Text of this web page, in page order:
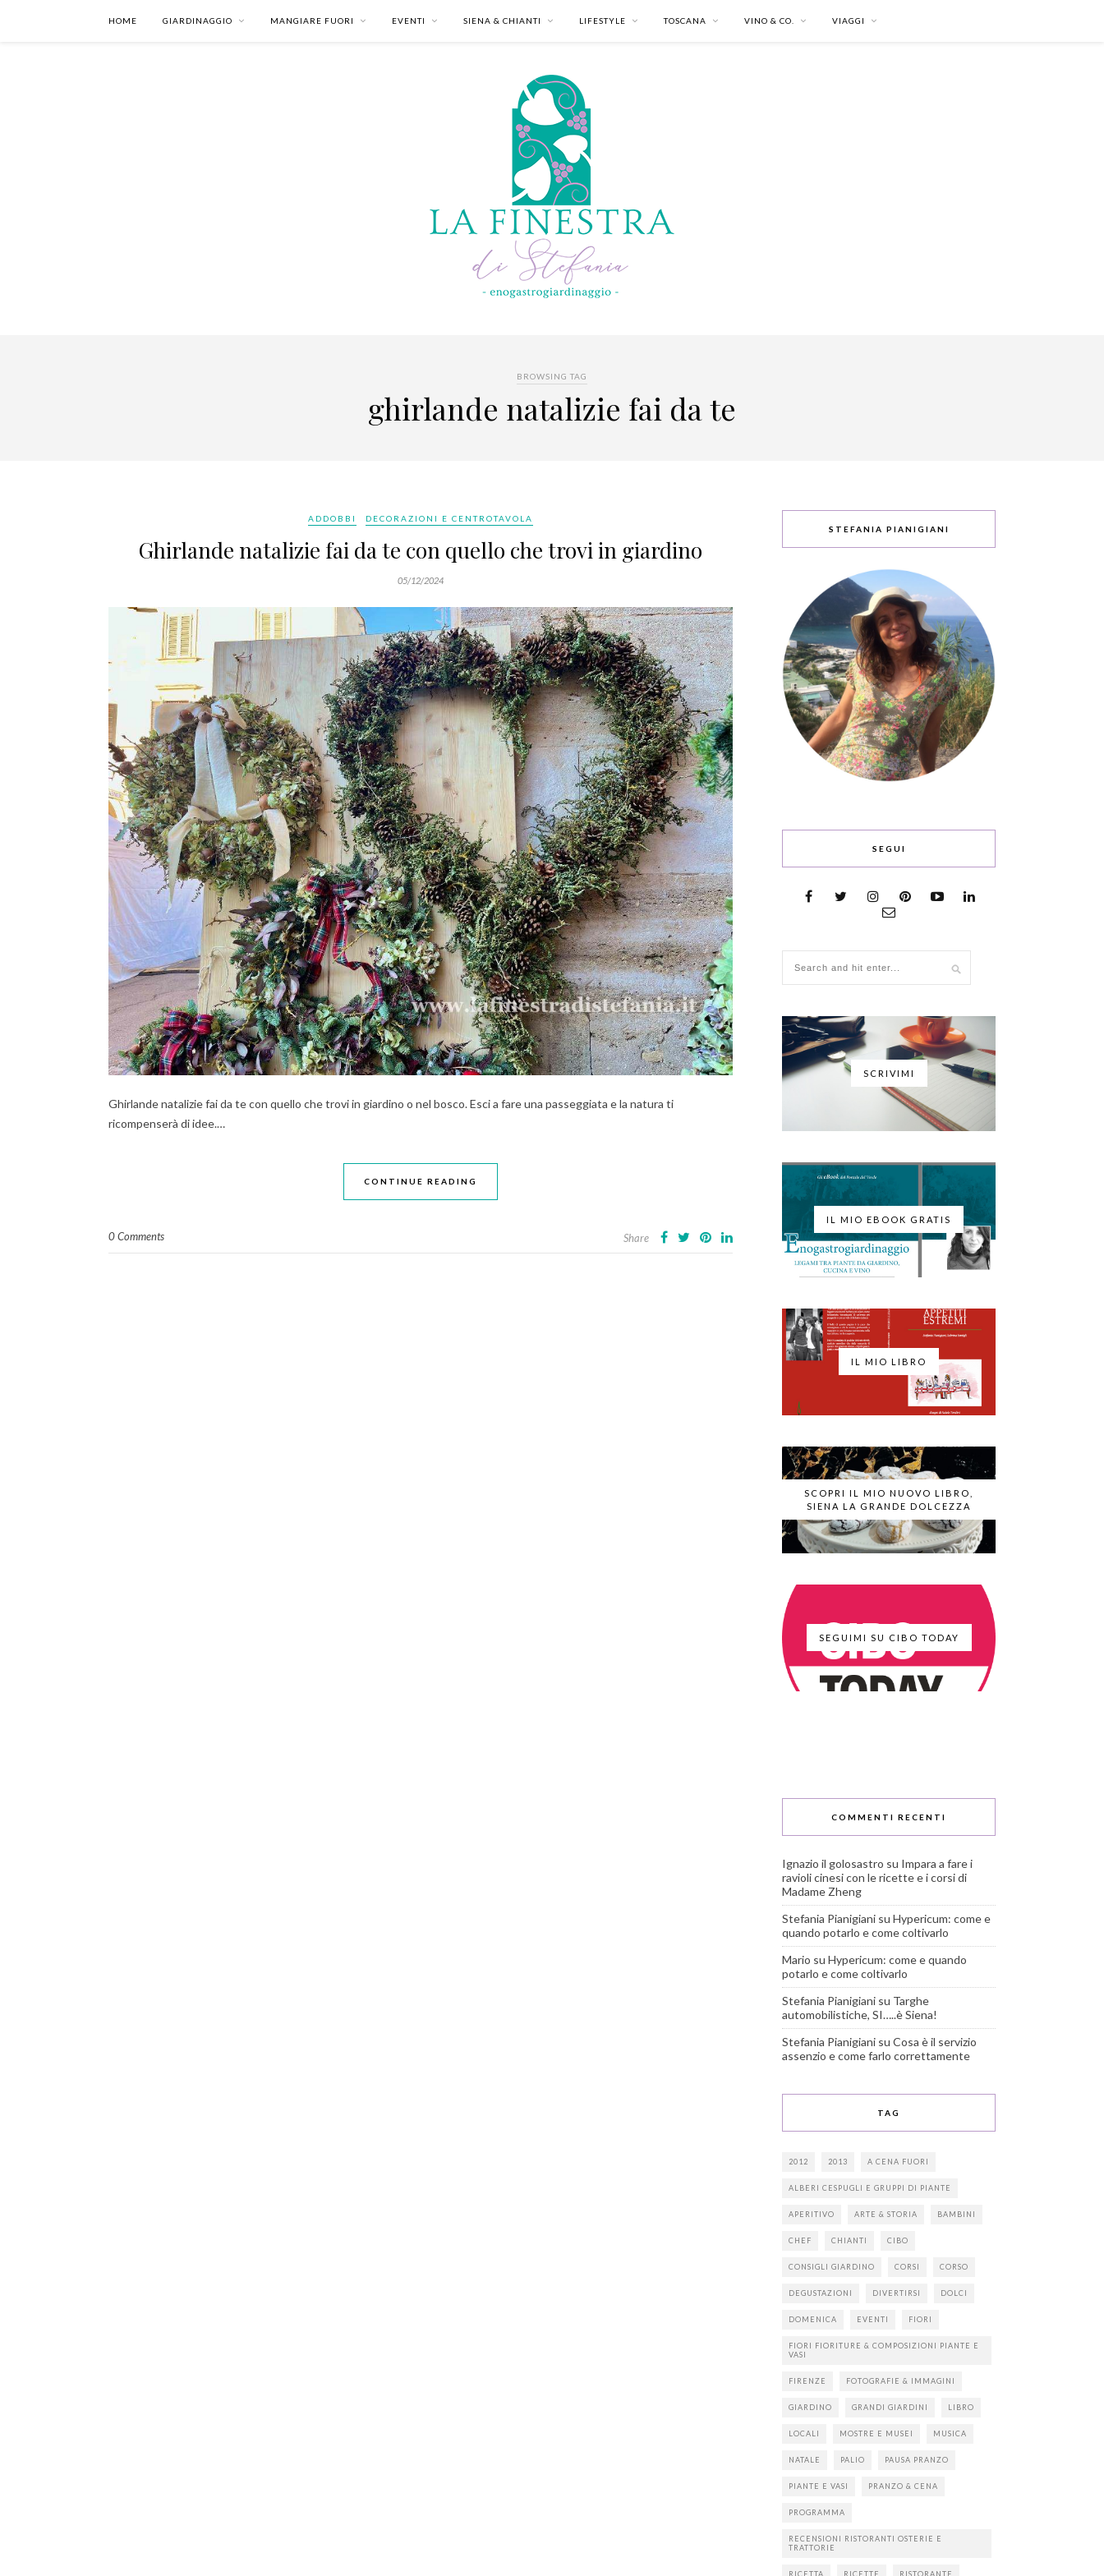
HOME GIARDINAGGIO MANGIARE FUORI EVENTI SIENA & CHIANTI LIFESTYLE TOSCANA VINO & CO. VIAGGI
BROWSING TAG
ghirlande natalizie fai da te
ADDOBBI DECORAZIONI E CENTROTAVOLA
Ghirlande natalizie fai da te con quello che trovi in giardino
05/12/2024
Ghirlande natalizie fai da te con quello che trovi in giardino o nel bosco. Esci a fare una passeggiata e la natura ti
ricompenserà di idee.…
CONTINUE READING
0 Comments Share
STEFANIA PIANIGIANI
SEGUI
SCRIVIMI
IL MIO EBOOK GRATIS
IL MIO LIBRO
SCOPRI IL MIO NUOVO LIBRO,
SIENA LA GRANDE DOLCEZZA
SEGUIMI SU CIBO TODAY
COMMENTI RECENTI
Ignazio il golosastro su Impara a fare i
ravioli cinesi con le ricette e i corsi di
Madame Zheng
Stefania Pianigiani su Hypericum: come e
quando potarlo e come coltivarlo
Mario su Hypericum: come e quando
potarlo e come coltivarlo
Stefania Pianigiani su Targhe
automobilistiche, SI…..è Siena!
Stefania Pianigiani su Cosa è il servizio
assenzio e come farlo correttamente
TAG
2012 2013 A CENA FUORI
ALBERI CESPUGLI E GRUPPI DI PIANTE
APERITIVO ARTE & STORIA BAMBINI
CHEF CHIANTI CIBO
CONSIGLI GIARDINO CORSI CORSO
DEGUSTAZIONI DIVERTIRSI DOLCI
DOMENICA EVENTI FIORI
FIORI FIORITURE & COMPOSIZIONI PIANTE E
VASI
FIRENZE FOTOGRAFIE & IMMAGINI
GIARDINO GRANDI GIARDINI LIBRO
LOCALI MOSTRE E MUSEI MUSICA
NATALE PALIO PAUSA PRANZO
PIANTE E VASI PRANZO & CENA
PROGRAMMA
RECENSIONI RISTORANTI OSTERIE E
TRATTORIE
RICETTA RICETTE RISTORANTE